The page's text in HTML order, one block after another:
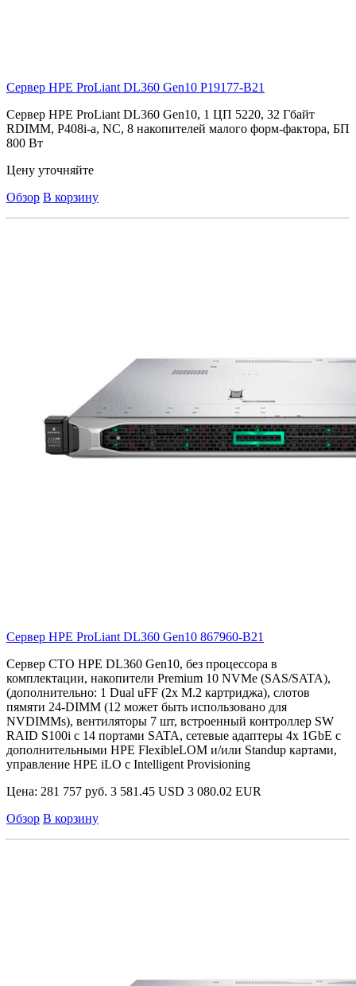
Сервер HPE ProLiant DL360 Gen10 P19177-B21
Сервер HPE ProLiant DL360 Gen10, 1 ЦП 5220, 32 Гбайт
RDIMM, P408i-a, NC, 8 накопителей малого форм-фактора, БП
800 Вт
Цену уточняйте
Обзор В корзину
Сервер HPE ProLiant DL360 Gen10 867960-B21
Сервер CTO HPE DL360 Gen10, без процессора в
комплектации, накопители Premium 10 NVMe (SAS/SATA),
(дополнительно: 1 Dual uFF (2x M.2 картриджа), слотов
пямяти 24-DIMM (12 может быть использовано для
NVDIMMs), вентиляторы 7 шт, встроенный контроллер SW
RAID S100i с 14 портами SATA, сетевые адаптеры 4x 1GbE с
дополнительными HPE FlexibleLOM и/или Standup картами,
управление HPE iLO с Intelligent Provisioning
Цена: 281 757 руб. 3 581.45 USD 3 080.02 EUR
Обзор В корзину